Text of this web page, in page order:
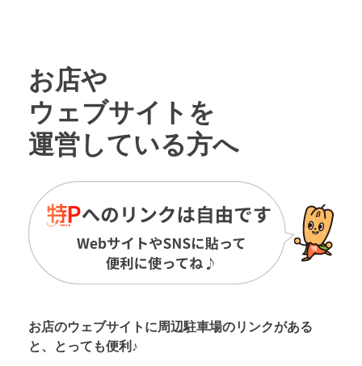
お店や
ウェブサイトを
運営している方へ
お店のウェブサイトに周辺駐車場のリンクがある
と、とっても便利♪